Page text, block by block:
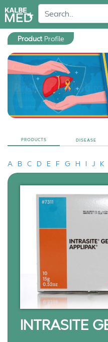
Product Profile
PRODUCTS DISEASE
A B C D E F G H I J K
INTRASITE